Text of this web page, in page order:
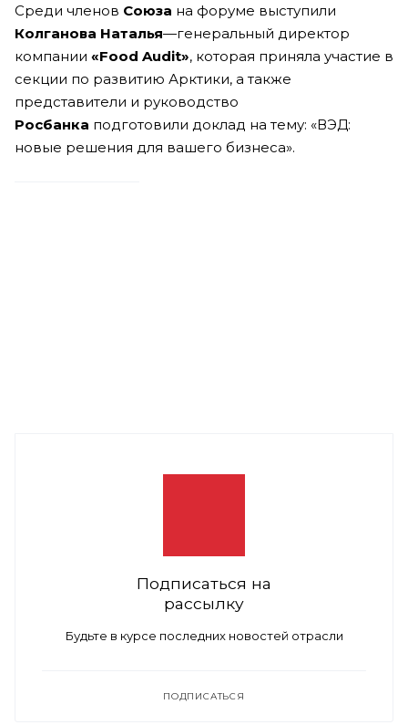
Среди членов Союза на форуме выступили
Колганова Наталья—генеральный директор
компании «Food Audit», которая приняла участие в
секции по развитию Арктики, а также
представители и руководство
Росбанка подготовили доклад на тему: «ВЭД:
новые решения для вашего бизнеса».
Подписаться на
рассылку
Будьте в курсе последних новостей отрасли
ПОДПИСАТЬСЯ